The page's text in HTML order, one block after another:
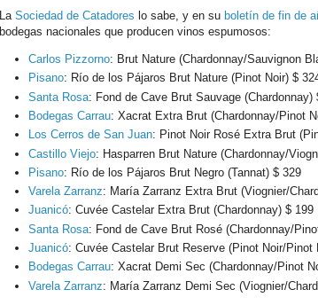
La Sociedad de Catadores lo sabe, y en su boletín de fin de
bodegas nacionales que producen vinos espumosos:
Carlos Pizzorno: Brut Nature (Chardonnay/Sauvignon
Pisano: Río de los Pájaros Brut Nature (Pinot Noir) $
Santa Rosa: Fond de Cave Brut Sauvage (Chardonnay)
Bodegas Carrau: Xacrat Extra Brut (Chardonnay/Pinot
Los Cerros de San Juan: Pinot Noir Rosé Extra Brut
Castillo Viejo: Hasparren Brut Nature (Chardonnay/
Pisano: Río de los Pájaros Brut Negro (Tannat) $ 329
Varela Zarranz: María Zarranz Extra Brut (Viognier/
Juanicó: Cuvée Castelar Extra Brut (Chardonnay) $ 199
Santa Rosa: Fond de Cave Brut Rosé (Chardonnay/
Juanicó: Cuvée Castelar Brut Reserve (Pinot Noir/Pinot
Bodegas Carrau: Xacrat Demi Sec (Chardonnay/Pinot
Varela Zarranz: María Zarranz Demi Sec (Viognier/